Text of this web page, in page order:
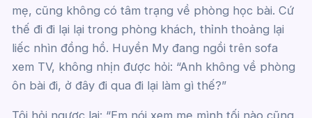
mẹ, cũng không có tâm trạng về phòng học bài. Cứ
thế đi đi lại lại trong phòng khách, thỉnh thoảng lại
liếc nhìn đồng hồ. Huyền My đang ngồi trên sofa
xem TV, không nhịn được hỏi: “Anh không về phòng
ôn bài đi, ở đây đi qua đi lại làm gì thế?”
Tôi hỏi ngược lại: “Em nói xem mẹ mình tối nào cũng